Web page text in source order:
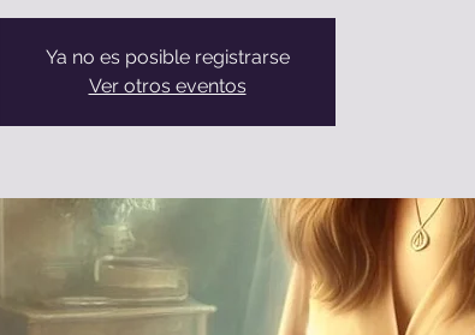
Ya no es posible registrarse
Ver otros eventos